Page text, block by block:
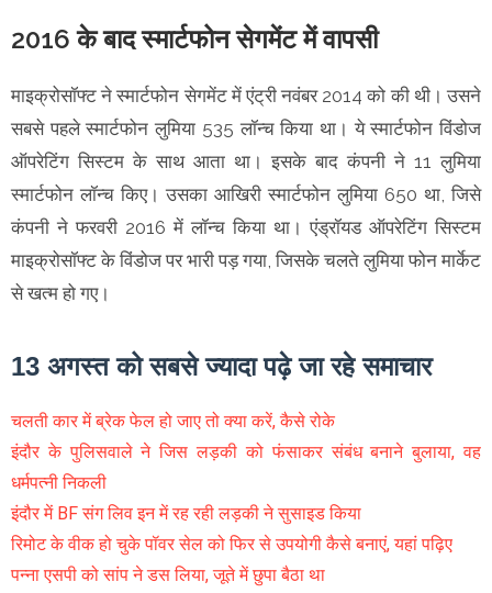
2016 के बाद स्मार्टफोन सेगमेंट में वापसी
माइक्रोसॉफ्ट ने स्मार्टफोन सेगमेंट में एंट्री नवंबर 2014 को की थी। उसने
सबसे पहले स्मार्टफोन लुमिया 535 लॉन्च किया था। ये स्मार्टफोन विंडोज
ऑपरेटिंग सिस्टम के साथ आता था। इसके बाद कंपनी ने 11 लुमिया
स्मार्टफोन लॉन्च किए। उसका आखिरी स्मार्टफोन लुमिया 650 था, जिसे
कंपनी ने फरवरी 2016 में लॉन्च किया था। एंड्रॉयड ऑपरेटिंग सिस्टम
माइक्रोसॉफ्ट के विंडोज पर भारी पड़ गया, जिसके चलते लुमिया फोन मार्केट
से खत्म हो गए।
13 अगस्त को सबसे ज्यादा पढ़े जा रहे समाचार
चलती कार में ब्रेक फेल हो जाए तो क्या करें, कैसे रोके
इंदौर के पुलिसवाले ने जिस लड़की को फंसाकर संबंध बनाने बुलाया, वह
धर्मपत्नी निकली
इंदौर में BF संग लिव इन में रह रही लड़की ने सुसाइड किया
रिमोट के वीक हो चुके पॉवर सेल को फिर से उपयोगी कैसे बनाएं, यहां पढ़िए
पन्ना एसपी को सांप ने डस लिया, जूते में छुपा बैठा था